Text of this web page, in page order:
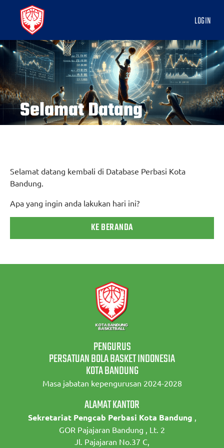
LOGIN
Selamat Datang
Selamat datang kembali di Database Perbasi Kota
Bandung.
Apa yang ingin anda lakukan hari ini?
KE BERANDA
PENGURUS
PERSATUAN BOLA BASKET INDONESIA
KOTA BANDUNG
Masa jabatan kepengurusan 2024-2028
ALAMAT KANTOR
Sekretariat Pengcab Perbasi Kota Bandung ,
GOR Pajajaran Bandung , Lt. 2
Jl. Pajajaran No.37 C,